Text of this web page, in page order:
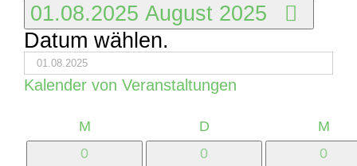
01.08.2025 August 2025
Datum wählen.
Kalender von Veranstaltungen
MMontag DDienstag M
0
0
0